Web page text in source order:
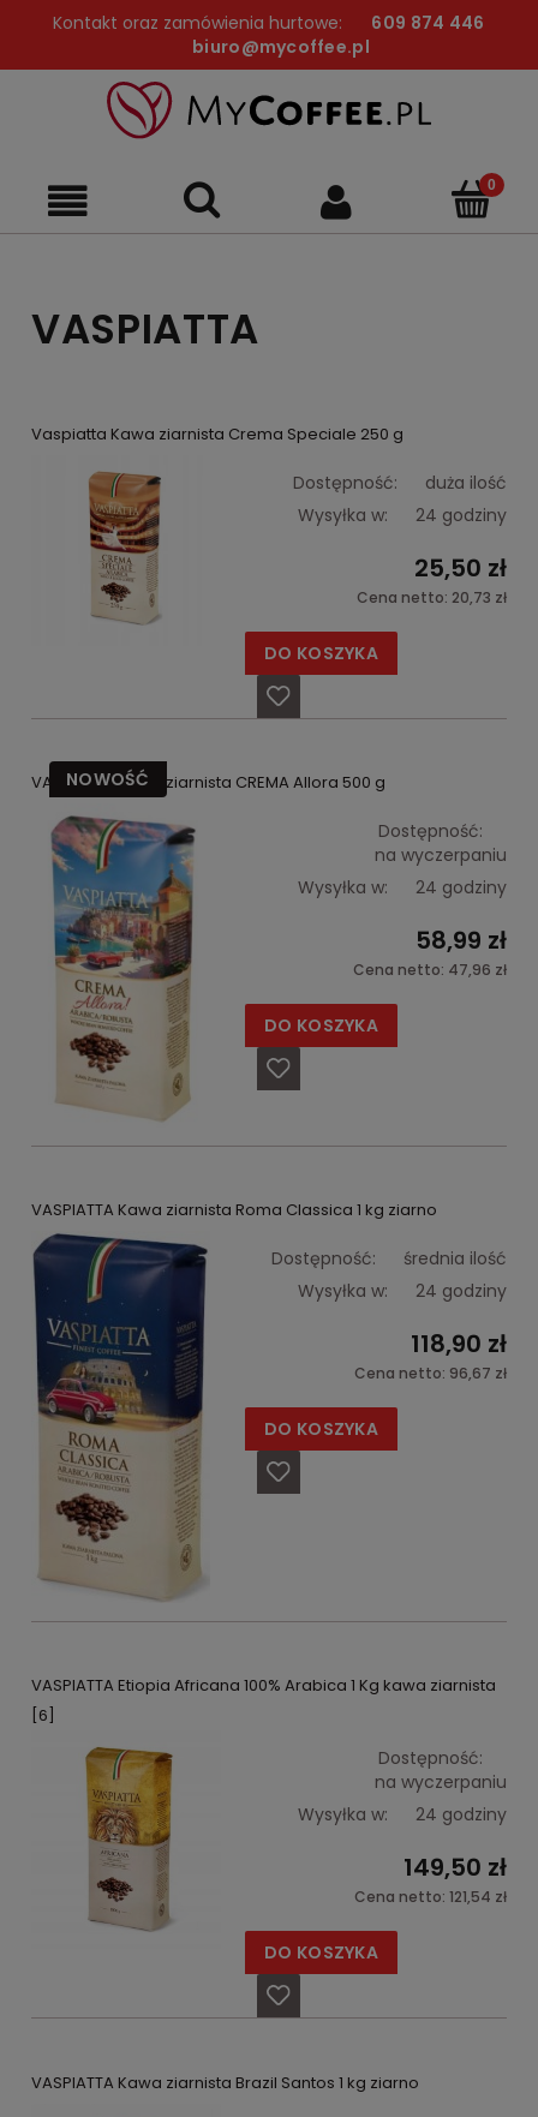
Kontakt oraz zamówienia hurtowe:
609 874 446
biuro@mycoffee.pl
VASPIATTA
Vaspiatta Kawa ziarnista Crema Speciale 250 g
Dostępność:
duża ilość
Wysyłka w:
24 godziny
25,50 zł
Cena netto: 20,73 zł
DO KOSZYKA
VASPIATTA Kawa ziarnista CREMA Allora 500 g
Dostępność:
na wyczerpaniu
Wysyłka w:
24 godziny
58,99 zł
Cena netto: 47,96 zł
DO KOSZYKA
NOWOŚĆ
VASPIATTA Kawa ziarnista Roma Classica 1 kg ziarno
Dostępność:
średnia ilość
Wysyłka w:
24 godziny
118,90 zł
Cena netto: 96,67 zł
DO KOSZYKA
VASPIATTA Etiopia Africana 100% Arabica 1 Kg kawa ziarnista
[6]
Dostępność:
na wyczerpaniu
Wysyłka w:
24 godziny
149,50 zł
Cena netto: 121,54 zł
DO KOSZYKA
VASPIATTA Kawa ziarnista Brazil Santos 1 kg ziarno